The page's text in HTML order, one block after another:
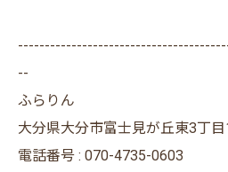
--
ふらりん
大分県大分市富士見が丘東3丁
電話番号 : 070-4735-0603